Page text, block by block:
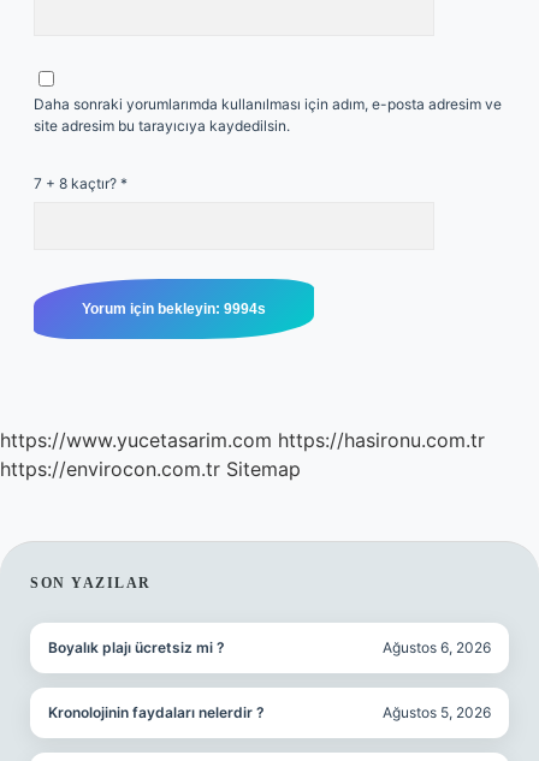
Daha sonraki yorumlarımda kullanılması için adım, e-posta adresim ve
site adresim bu tarayıcıya kaydedilsin.
7 + 8 kaçtır? *
https://www.yucetasarim.com https://hasironu.com.tr
https://envirocon.com.tr Sitemap
SIDEBAR
SON YAZILAR
Boyalık plajı ücretsiz mi ? Ağustos 6, 2026
Kronolojinin faydaları nelerdir ? Ağustos 5, 2026